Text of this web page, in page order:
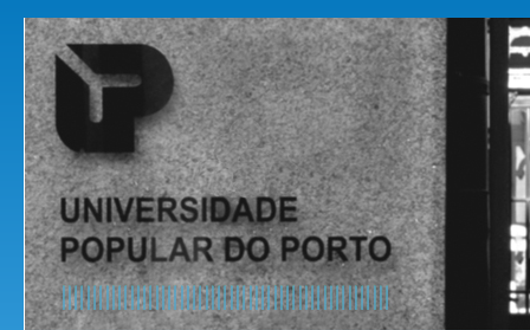
Universidade
Popular do
Porto
Associação
Cultural